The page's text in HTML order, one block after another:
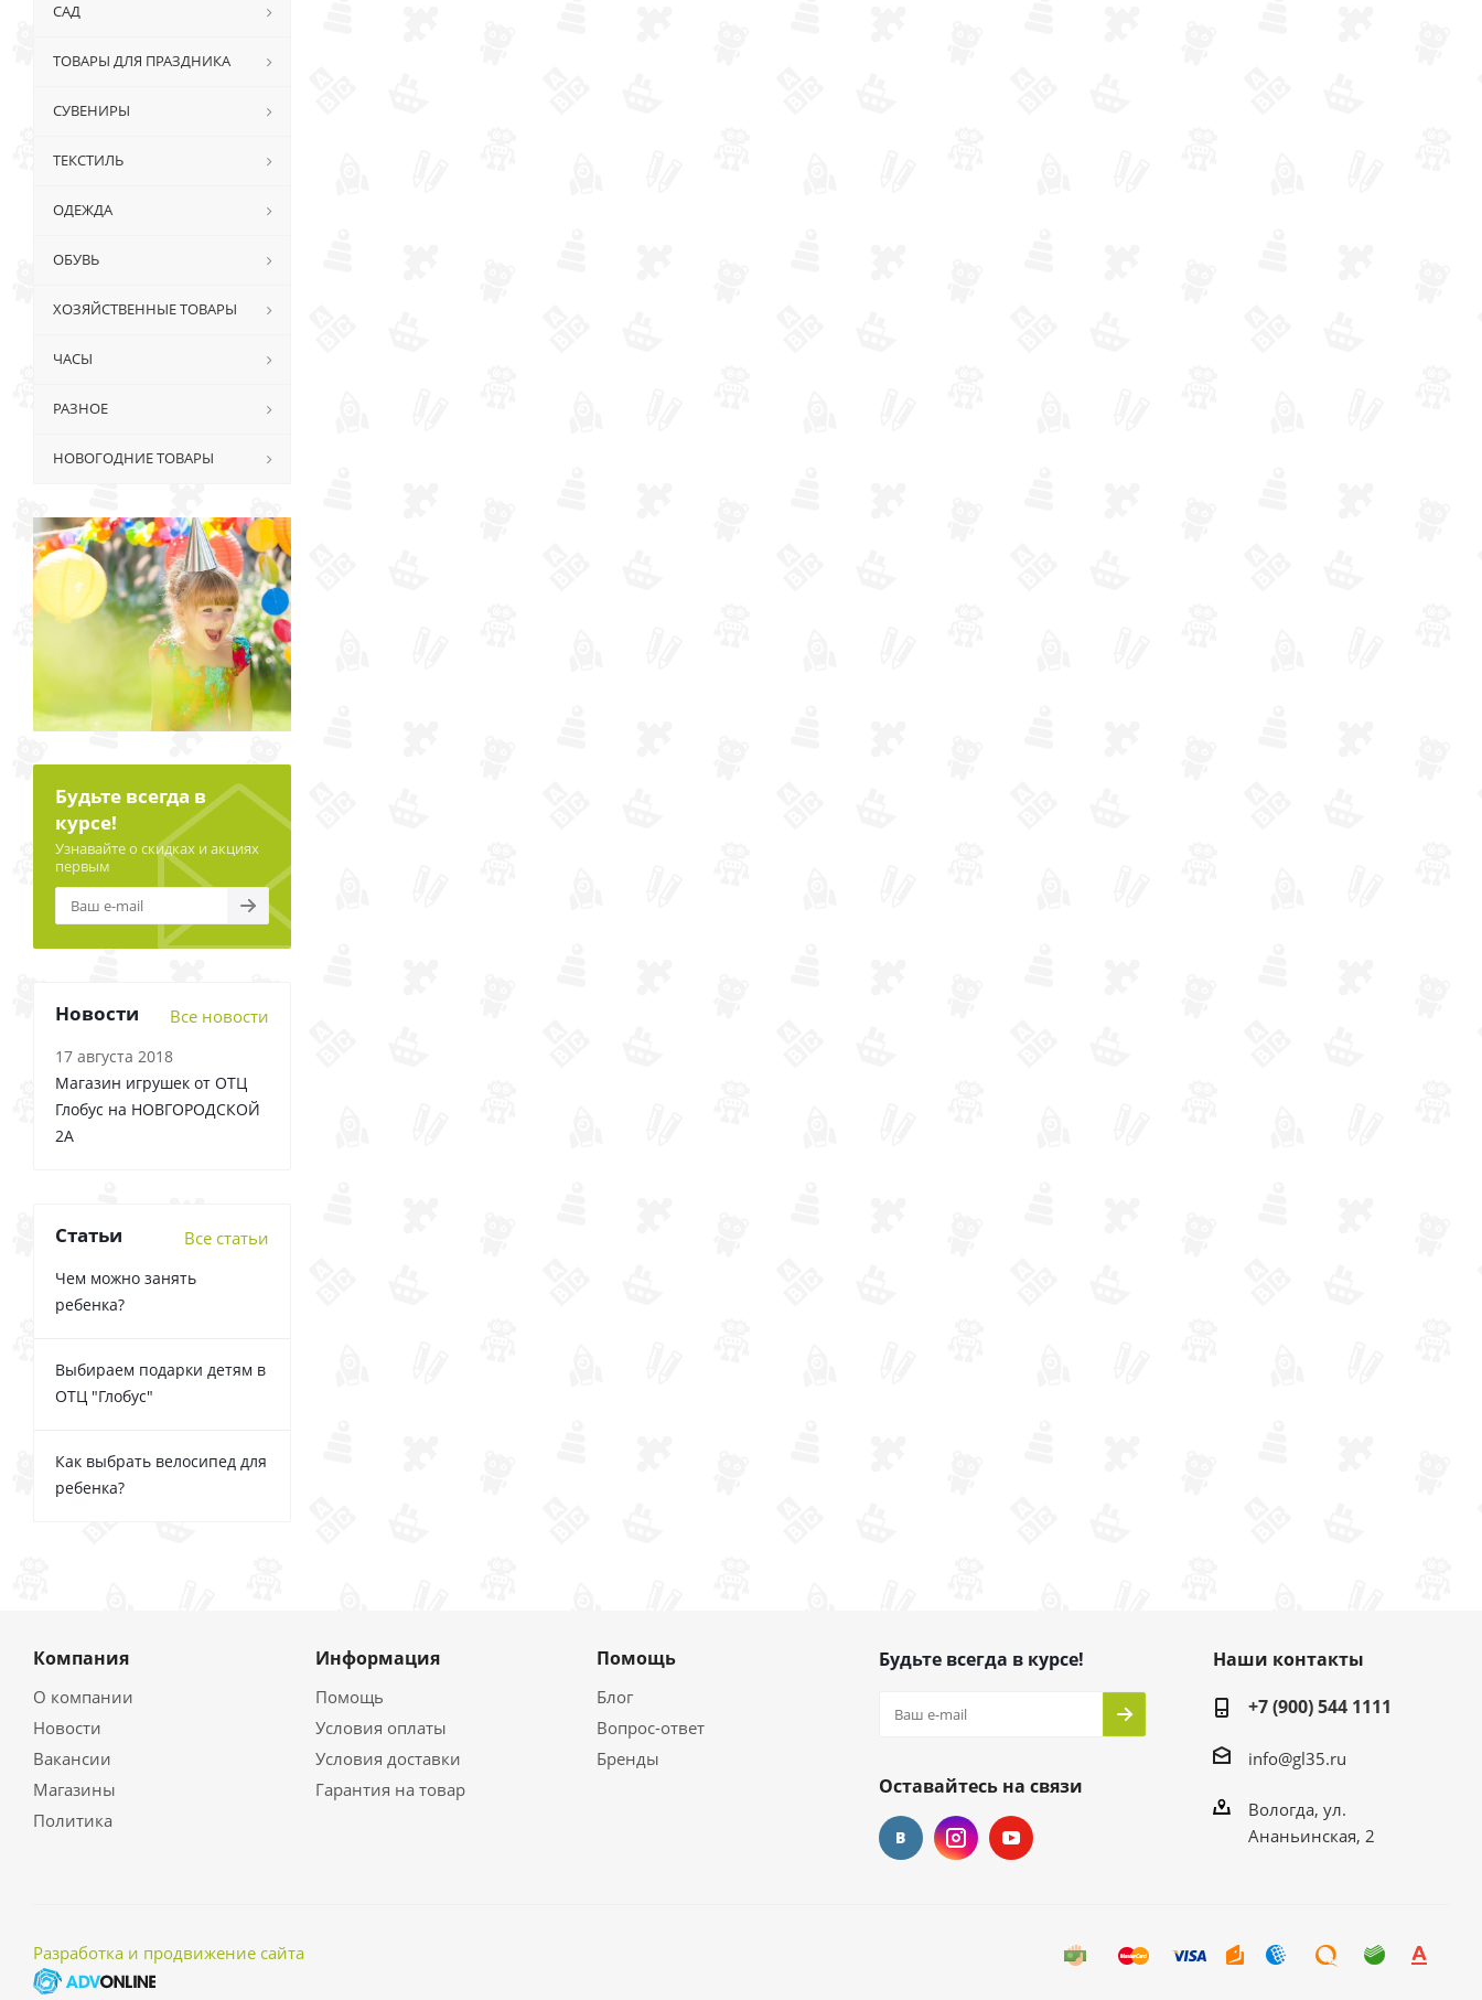
САД
ТОВАРЫ ДЛЯ ПРАЗДНИКА
СУВЕНИРЫ
ТЕКСТИЛЬ
ОДЕЖДА
ОБУВЬ
ХОЗЯЙСТВЕННЫЕ ТОВАРЫ
ЧАСЫ
РАЗНОЕ
НОВОГОДНИЕ ТОВАРЫ
Будьте всегда в
курсе!
Узнавайте о скидках и акциях
первым
Новости Все новости
17 августа 2018
Магазин игрушек от ОТЦ
Глобус на НОВГОРОДСКОЙ
2А
Статьи Все статьи
Чем можно занять
ребенка?
Выбираем подарки детям в
ОТЦ "Глобус"
Как выбрать велосипед для
ребенка?
Компания
О компании
Новости
Вакансии
Магазины
Политика
Информация
Помощь
Условия оплаты
Условия доставки
Гарантия на товар
Помощь
Блог
Вопрос-ответ
Бренды
Будьте всегда в курсе!
Оставайтесь на связи
Наши контакты
+7 (900) 544 1111
info@gl35.ru
Вологда, ул.
Ананьинская, 2
Разработка и продвижение сайта